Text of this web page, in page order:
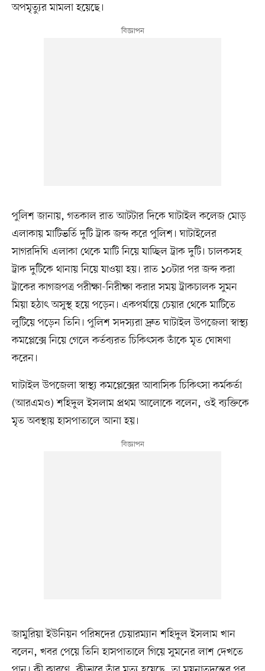
অপমৃত্যুর মামলা হয়েছে।
পুলিশ জানায়, গতকাল রাত আটটার দিকে ঘাটাইল কলেজ মোড়
এলাকায় মাটিভর্তি দুটি ট্রাক জব্দ করে পুলিশ। ঘাটাইলের
সাগরদিঘি এলাকা থেকে মাটি নিয়ে যাচ্ছিল ট্রাক দুটি। চালকসহ
ট্রাক দুটিকে থানায় নিয়ে যাওয়া হয়। রাত ১০টার পর জব্দ করা
ট্রাকের কাগজপত্র পরীক্ষা-নিরীক্ষা করার সময় ট্রাকচালক সুমন
মিয়া হঠাৎ অসুস্থ হয়ে পড়েন। একপর্যায়ে চেয়ার থেকে মাটিতে
লুটিয়ে পড়েন তিনি। পুলিশ সদস্যরা দ্রুত ঘাটাইল উপজেলা স্বাস্থ্য
কমপ্লেক্সে নিয়ে গেলে কর্তব্যরত চিকিৎসক তাঁকে মৃত ঘোষণা
করেন।
ঘাটাইল উপজেলা স্বাস্থ্য কমপ্লেক্সের আবাসিক চিকিৎসা কর্মকর্তা
(আরএমও) শহিদুল ইসলাম প্রথম আলোকে বলেন, ওই ব্যক্তিকে
মৃত অবস্থায় হাসপাতালে আনা হয়।
জামুরিয়া ইউনিয়ন পরিষদের চেয়ারম্যান শহিদুল ইসলাম খান
বলেন, খবর পেয়ে তিনি হাসপাতালে গিয়ে সুমনের লাশ দেখতে